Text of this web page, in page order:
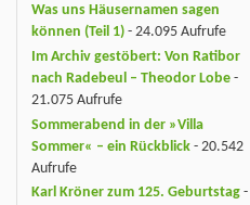
Was uns Häusernamen sagen
können (Teil 1) - 24.095 Aufrufe
Im Archiv gestöbert: Von Ratibor
nach Radebeul – Theodor Lobe -
21.075 Aufrufe
Sommerabend in der »Villa
Sommer« – ein Rückblick - 20.542
Aufrufe
Karl Kröner zum 125. Geburtstag -